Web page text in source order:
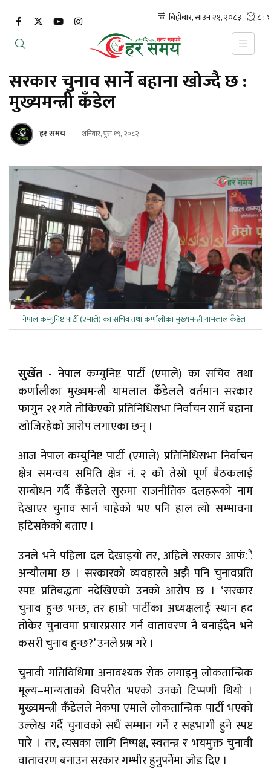
सरकार चुनाव सार्ने बहाना खोज्दै छ :
मुख्यमन्त्री कँडेल
हर समय शनिबार, पुस १९, २०८२
नेपाल कम्युनिष्ट पार्टी (एमाले) का सचिव तथा कर्णालीका मुख्यमन्त्री यामलाल कँडेल।
सुर्खेत - नेपाल कम्युनिष्ट पार्टी (एमाले) का सचिव तथा
कर्णालीका मुख्यमन्त्री यामलाल कँडेलले वर्तमान सरकार
फागुन २१ गते तोकिएको प्रतिनिधिसभा निर्वाचन सार्ने बहाना
खोजिरहेको आरोप लगाएका छन् ।
आज नेपाल कम्युनिष्ट पार्टी (एमाले) प्रतिनिधिसभा निर्वाचन
क्षेत्र समन्वय समिति क्षेत्र नं. २ को तेस्रो पूर्ण बैठकलाई
सम्बोधन गर्दै कँडेलले सुरुमा राजनीतिक दलहरूको नाम
देखाएर चुनाव सार्न चाहेको भए पनि हाल त्यो सम्भावना
हटिसकेको बताए ।
उनले भने पहिला दल देखाइयो तर, अहिले सरकार आफंै
अन्यौलमा छ । सरकारको व्यवहारले अझै पनि चुनावप्रति
स्पष्ट प्रतिबद्धता नदेखिएको उनको आरोप छ । ‘सरकार
चुनाव हुन्छ भन्छ, तर हाम्रो पार्टीका अध्यक्षलाई स्थान हद
तोकेर चुनावमा प्रचारप्रसार गर्न वातावरण नै बनाइँदैन भने
कसरी चुनाव हुन्छ?’ उनले प्रश्न गरे ।
चुनावी गतिविधिमा अनावश्यक रोक लगाइनु लोकतान्त्रिक
मूल्य–मान्यताको विपरीत भएको उनको टिप्पणी थियो ।
मुख्यमन्त्री कँडेलले नेकपा एमाले लोकतान्त्रिक पार्टी भएको
उल्लेख गर्दै चुनावको सधैं सम्मान गर्ने र सहभागी हुने स्पष्ट
पारे । तर, त्यसका लागि निष्पक्ष, स्वतन्त्र र भयमुक्त चुनावी
वातावरण बनाउन सरकार गम्भीर हुनुपर्नेमा जोड दिए ।